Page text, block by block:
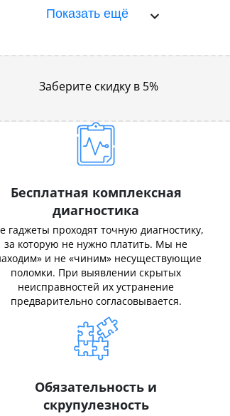
Показать ещё
Заберите скидку в 5%
Бесплатная комплексная
диагностика
гаджеты проходят точную диагностику,
за которую не нужно платить. Мы не
и не «чиним» несуществующие
поломки. При выявлении скрытых
неисправностей их устранение
предварительно согласовывается.
Обязательность и
скрупулезность